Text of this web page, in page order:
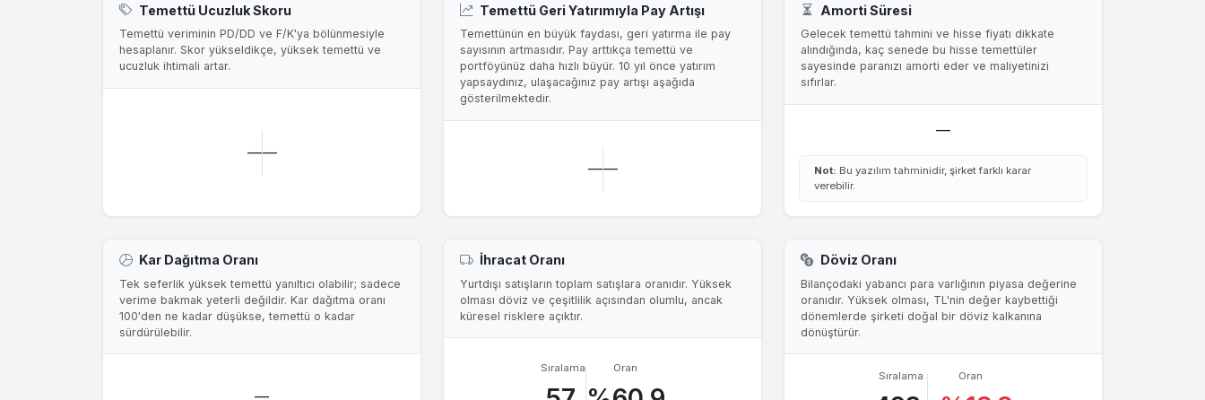
Temettü Ucuzluk Skoru
Temettü veriminin PD/DD ve F/K'ya bölünmesiyle
hesaplanır. Skor yükseldikçe, yüksek temettü ve
ucuzluk ihtimali artar.
——
Temettü Geri Yatırımıyla Pay Artışı
Temettünün en büyük faydası, geri yatırma ile pay
sayısının artmasıdır. Pay arttıkça temettü ve
portföyünüz daha hızlı büyür. 10 yıl önce yatırım
yapsaydınız, ulaşacağınız pay artışı aşağıda
gösterilmektedir.
——
Amorti Süresi
Gelecek temettü tahmini ve hisse fiyatı dikkate
alındığında, kaç senede bu hisse temettüler
sayesinde paranızı amorti eder ve maliyetinizi
sıfırlar.
—
Not: Bu yazılım tahminidir, şirket farklı karar
verebilir.
Kar Dağıtma Oranı
Tek seferlik yüksek temettü yanıltıcı olabilir; sadece
verime bakmak yeterli değildir. Kar dağıtma oranı
100'den ne kadar düşükse, temettü o kadar
sürdürülebilir.
İhracat Oranı
Yurtdışı satışların toplam satışlara oranıdır. Yüksek
olması döviz ve çeşitlilik açısından olumlu, ancak
küresel risklere açıktır.
Sıralama Oran
Döviz Oranı
Bilançodaki yabancı para varlığının piyasa değerine
oranıdır. Yüksek olması, TL'nin değer kaybettiği
dönemlerde şirketi doğal bir döviz kalkanına
dönüştürür.
Sıralama Oran